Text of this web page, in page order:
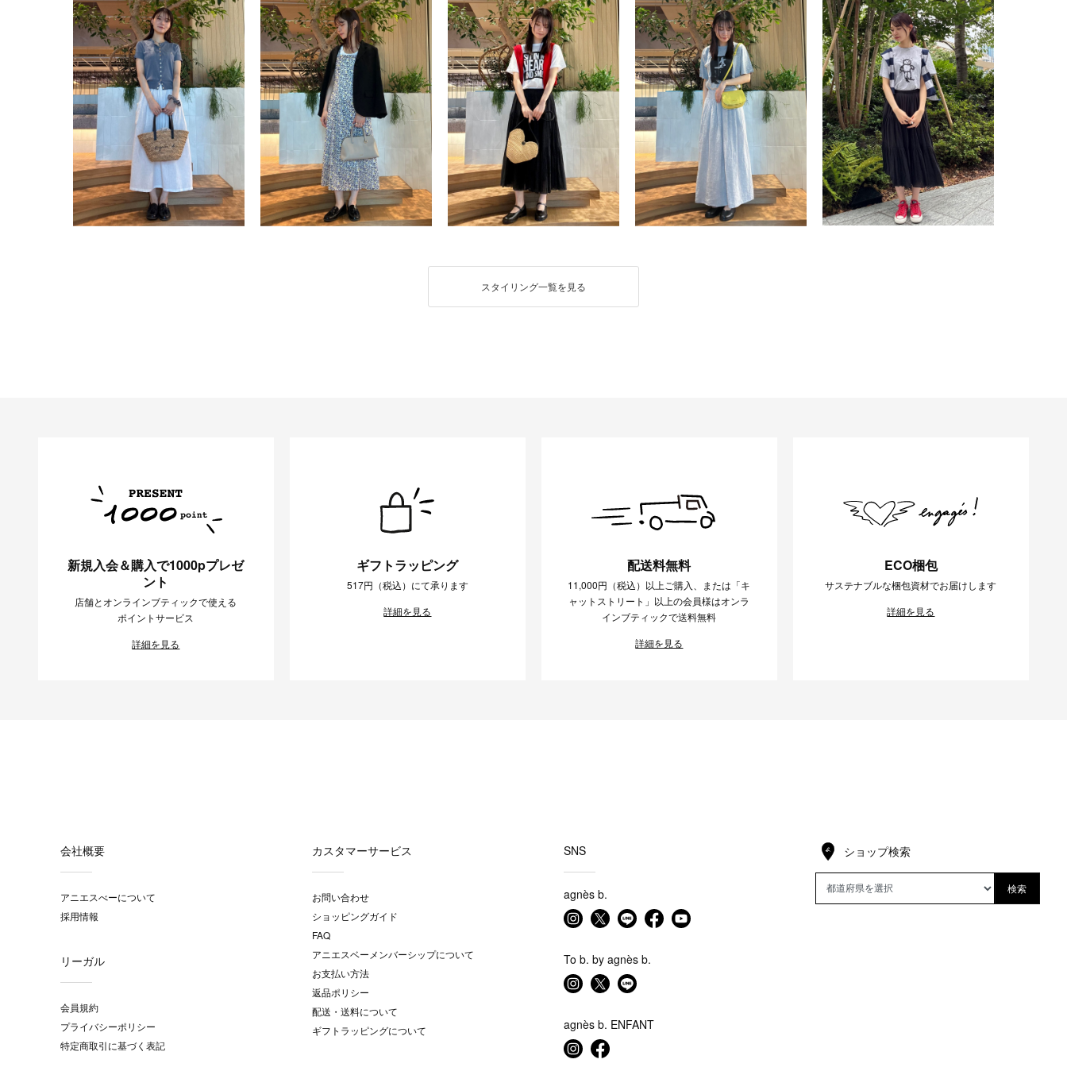
スタイリング一覧を見る
新規入会＆購入で1000pプレゼ
ント
店舗とオンラインブティックで使える
ポイントサービス
詳細を見る
ギフトラッピング
517円（税込）にて承ります
詳細を見る
配送料無料
11,000円（税込）以上ご購入、または「キ
ャットストリート」以上の会員様はオンラ
インブティックで送料無料
詳細を見る
ECO梱包
サステナブルな梱包資材でお届けします
詳細を見る
会社概要
アニエスべーについて
採用情報
リーガル
会員規約
プライバシーポリシー
特定商取引に基づく表記
カスタマーサービス
お問い合わせ
ショッピングガイド
FAQ
アニエスベーメンバーシップについて
お支払い方法
返品ポリシー
配送・送料について
ギフトラッピングについて
SNS
agnès b.
To b. by agnès b.
agnès b. ENFANT
ショップ検索
検索